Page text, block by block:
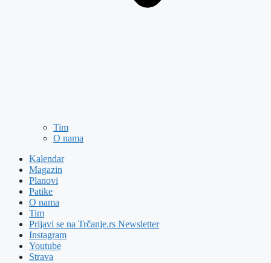
Tim
O nama
Kalendar
Magazin
Planovi
Patike
O nama
Tim
Prijavi se na Trčanje.rs Newsletter
Instagram
Youtube
Strava